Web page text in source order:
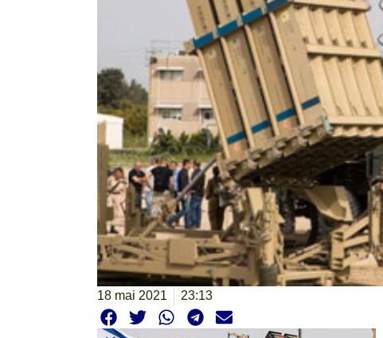
18 mai 2021 23:13